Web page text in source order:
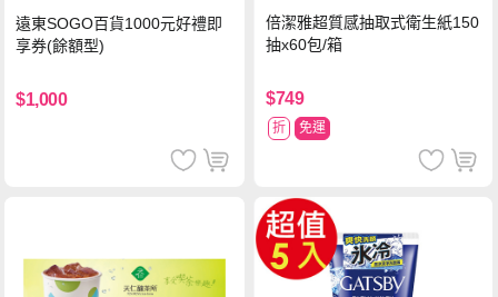
遠東SOGO百貨1000元好禮即
享券(餘額型)
$1,000
倍潔雅超質感抽取式衛生紙150
抽x60包/箱
$749
折 免運